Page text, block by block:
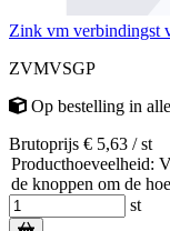
Zink vm verbindingst
ZVMVSGP
Op bestelling in
Brutoprijs € 5,63 / st
Producthoeveelheid:
de knoppen om de
st